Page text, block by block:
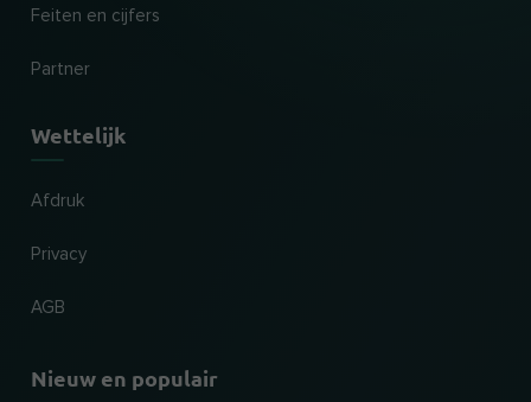
Feiten en cijfers
Partner
Wettelijk
Afdruk
Privacy
AGB
Nieuw en populair